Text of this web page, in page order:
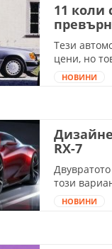
11 коли
Тези
цени, но
НОВИНИ
RX-7
този
НОВИНИ